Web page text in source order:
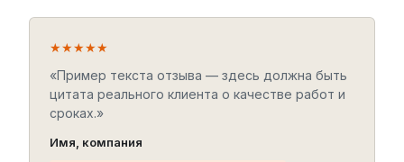
★★★★★
«Пример текста отзыва — здесь должна быть
цитата реального клиента о качестве работ и
сроках.»
Имя, компания